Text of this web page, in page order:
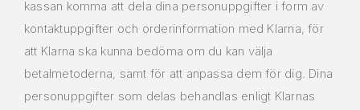
kassan komma att dela dina personuppgifter i form av
kontaktuppgifter och orderinformation med Klarna, för
att Klarna ska kunna bedöma om du kan välja
betalmetoderna, samt för att anpassa dem för dig. Dina
personuppgifter som delas behandlas enligt Klarnas